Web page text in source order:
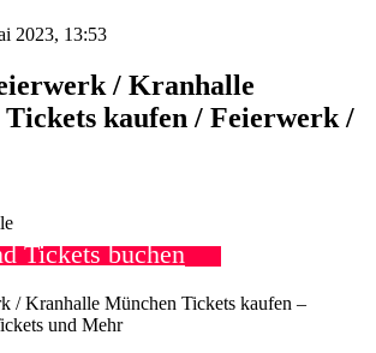
2023, 13:53
/ Kranhalle
kaufen / Feierwerk /
Tickets buchen
/ Kranhalle München Tickets kaufen –
und Mehr